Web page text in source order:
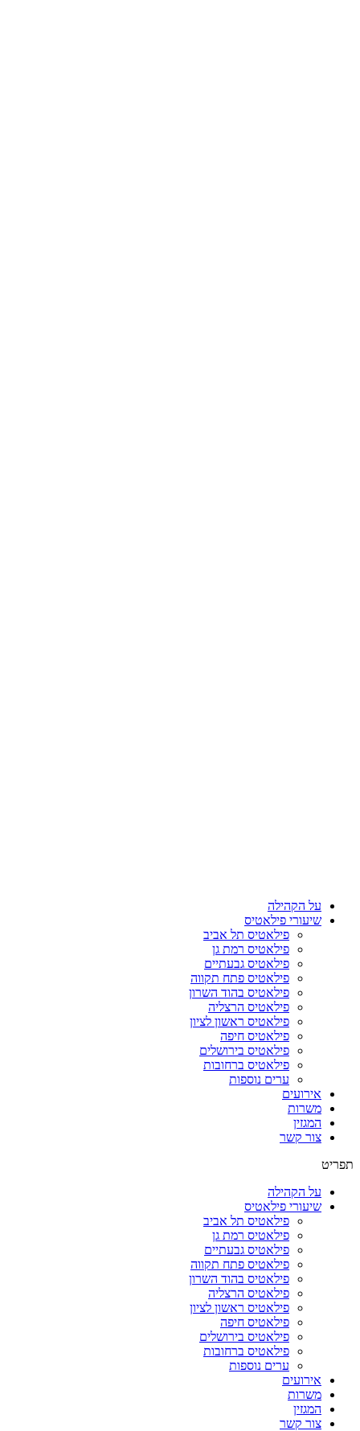
על הקהילה
שיעורי פילאטיס
פילאטיס תל אביב
פילאטיס רמת גן
פילאטיס גבעתיים
פילאטיס פתח תקווה
פילאטיס בהוד השרון
פילאטיס הרצליה
פילאטיס ראשון לציון
פילאטיס חיפה
פילאטיס בירושלים
פילאטיס ברחובות
ערים נוספות
אירועים
משרות
המגזין
צור קשר
תפריט
על הקהילה
שיעורי פילאטיס
פילאטיס תל אביב
פילאטיס רמת גן
פילאטיס גבעתיים
פילאטיס פתח תקווה
פילאטיס בהוד השרון
פילאטיס הרצליה
פילאטיס ראשון לציון
פילאטיס חיפה
פילאטיס בירושלים
פילאטיס ברחובות
ערים נוספות
אירועים
משרות
המגזין
צור קשר